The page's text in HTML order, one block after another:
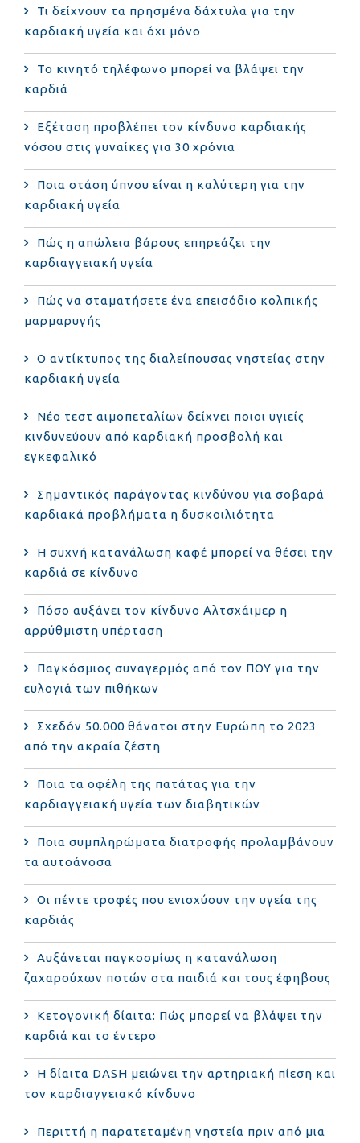
Τι δείχνουν τα πρησμένα δάχτυλα για την
καρδιακή υγεία και όχι μόνο
Το κινητό τηλέφωνο μπορεί να βλάψει την
καρδιά
Eξέταση προβλέπει τον κίνδυνο καρδιακής
νόσου στις γυναίκες για 30 χρόνια
Ποια στάση ύπνου είναι η καλύτερη για την
καρδιακή υγεία
Πώς η απώλεια βάρους επηρεάζει την
καρδιαγγειακή υγεία
Πώς να σταματήσετε ένα επεισόδιο κολπικής
μαρμαρυγής
Ο αντίκτυπος της διαλείπουσας νηστείας στην
καρδιακή υγεία
Νέο τεστ αιμοπεταλίων δείχνει ποιοι υγιείς
κινδυνεύουν από καρδιακή προσβολή και
εγκεφαλικό
Σημαντικός παράγοντας κινδύνου για σοβαρά
καρδιακά προβλήματα η δυσκοιλιότητα
Η συχνή κατανάλωση καφέ μπορεί να θέσει την
καρδιά σε κίνδυνο
Πόσο αυξάνει τον κίνδυνο Αλτσχάιμερ η
αρρύθμιστη υπέρταση
Παγκόσμιος συναγερμός από τον ΠΟΥ για την
ευλογιά των πιθήκων
Σχεδόν 50.000 θάνατοι στην Ευρώπη το 2023
από την ακραία ζέστη
Ποια τα οφέλη της πατάτας για την
καρδιαγγειακή υγεία των διαβητικών
Ποια συμπληρώματα διατροφής προλαμβάνουν
τα αυτοάνοσα
Οι πέντε τροφές που ενισχύουν την υγεία της
καρδιάς
Αυξάνεται παγκοσμίως η κατανάλωση
ζαχαρούχων ποτών στα παιδιά και τους έφηβους
Κετογονική δίαιτα: Πώς μπορεί να βλάψει την
καρδιά και το έντερο
Η δίαιτα DASH μειώνει την αρτηριακή πίεση και
τον καρδιαγγειακό κίνδυνο
Περιττή η παρατεταμένη νηστεία πριν από μια